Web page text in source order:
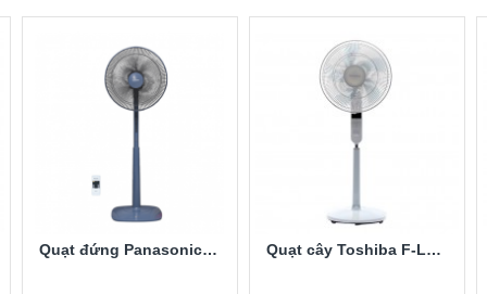
Quạt đứng Panasonic F-409KB (màu xanh, có điều khiển) Quạt cây Toshiba F-LSA20(H)VN